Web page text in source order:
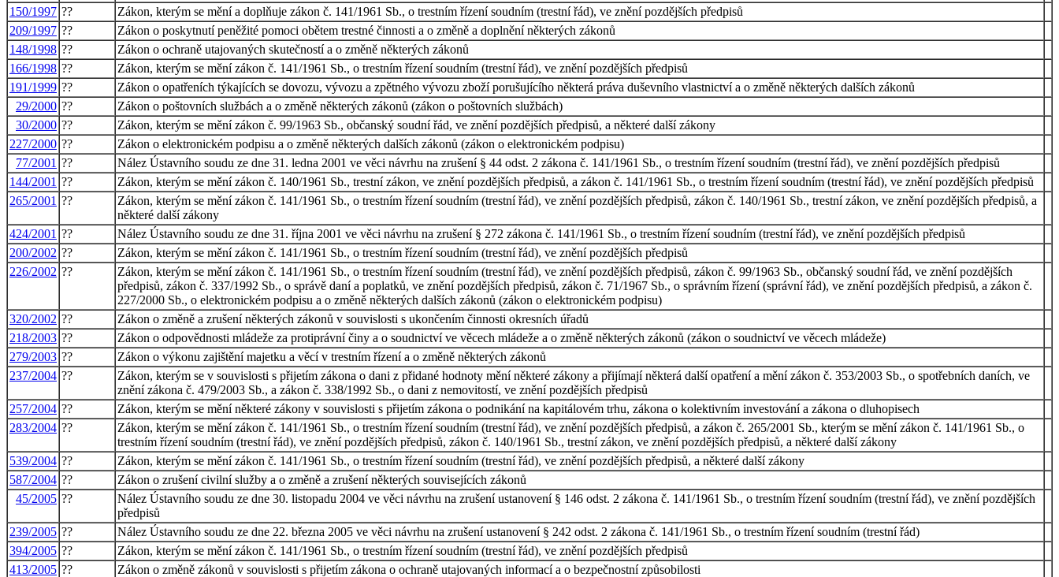
150/1997 ??
Zákon, kterým se mění a doplňuje zákon č. 141/1961 Sb., o trestním řízení soudním (trestní řád), ve znění pozdějších předpisů
209/1997 ??
Zákon o poskytnutí peněžité pomoci obětem trestné činnosti a o změně a doplnění některých zákonů
148/1998 ??
Zákon o ochraně utajovaných skutečností a o změně některých zákonů
166/1998 ??
Zákon, kterým se mění zákon č. 141/1961 Sb., o trestním řízení soudním (trestní řád), ve znění pozdějších předpisů
191/1999 ??
Zákon o opatřeních týkajících se dovozu, vývozu a zpětného vývozu zboží porušujícího některá práva duševního vlastnictví a o změně některých dalších zákonů
29/2000 ??
Zákon o poštovních službách a o změně některých zákonů (zákon o poštovních službách)
30/2000 ??
Zákon, kterým se mění zákon č. 99/1963 Sb., občanský soudní řád, ve znění pozdějších předpisů, a některé další zákony
227/2000 ??
Zákon o elektronickém podpisu a o změně některých dalších zákonů (zákon o elektronickém podpisu)
77/2001 ??
Nález Ústavního soudu ze dne 31. ledna 2001 ve věci návrhu na zrušení § 44 odst. 2 zákona č. 141/1961 Sb., o trestním řízení soudním (trestní řád), ve znění pozdějších předpisů
144/2001 ??
Zákon, kterým se mění zákon č. 140/1961 Sb., trestní zákon, ve znění pozdějších předpisů, a zákon č. 141/1961 Sb., o trestním řízení soudním (trestní řád), ve znění pozdějších předpisů
265/2001 ??
Zákon, kterým se mění zákon č. 141/1961 Sb., o trestním řízení soudním (trestní řád), ve znění pozdějších předpisů, zákon č. 140/1961 Sb., trestní zákon, ve znění pozdějších předpisů, a
některé další zákony
424/2001 ??
Nález Ústavního soudu ze dne 31. října 2001 ve věci návrhu na zrušení § 272 zákona č. 141/1961 Sb., o trestním řízení soudním (trestní řád), ve znění pozdějších předpisů
200/2002 ??
Zákon, kterým se mění zákon č. 141/1961 Sb., o trestním řízení soudním (trestní řád), ve znění pozdějších předpisů
226/2002 ??
Zákon, kterým se mění zákon č. 141/1961 Sb., o trestním řízení soudním (trestní řád), ve znění pozdějších předpisů, zákon č. 99/1963 Sb., občanský soudní řád, ve znění pozdějších
předpisů, zákon č. 337/1992 Sb., o správě daní a poplatků, ve znění pozdějších předpisů, zákon č. 71/1967 Sb., o správním řízení (správní řád), ve znění pozdějších předpisů, a zákon č.
227/2000 Sb., o elektronickém podpisu a o změně některých dalších zákonů (zákon o elektronickém podpisu)
320/2002 ??
Zákon o změně a zrušení některých zákonů v souvislosti s ukončením činnosti okresních úřadů
218/2003 ??
Zákon o odpovědnosti mládeže za protiprávní činy a o soudnictví ve věcech mládeže a o změně některých zákonů (zákon o soudnictví ve věcech mládeže)
279/2003 ??
Zákon o výkonu zajištění majetku a věcí v trestním řízení a o změně některých zákonů
237/2004 ??
Zákon, kterým se v souvislosti s přijetím zákona o dani z přidané hodnoty mění některé zákony a přijímají některá další opatření a mění zákon č. 353/2003 Sb., o spotřebních daních, ve
znění zákona č. 479/2003 Sb., a zákon č. 338/1992 Sb., o dani z nemovitostí, ve znění pozdějších předpisů
257/2004 ??
Zákon, kterým se mění některé zákony v souvislosti s přijetím zákona o podnikání na kapitálovém trhu, zákona o kolektivním investování a zákona o dluhopisech
283/2004 ??
Zákon, kterým se mění zákon č. 141/1961 Sb., o trestním řízení soudním (trestní řád), ve znění pozdějších předpisů, a zákon č. 265/2001 Sb., kterým se mění zákon č. 141/1961 Sb., o
trestním řízení soudním (trestní řád), ve znění pozdějších předpisů, zákon č. 140/1961 Sb., trestní zákon, ve znění pozdějších předpisů, a některé další zákony
539/2004 ??
Zákon, kterým se mění zákon č. 141/1961 Sb., o trestním řízení soudním (trestní řád), ve znění pozdějších předpisů, a některé další zákony
587/2004 ??
Zákon o zrušení civilní služby a o změně a zrušení některých souvisejících zákonů
45/2005 ??
Nález Ústavního soudu ze dne 30. listopadu 2004 ve věci návrhu na zrušení ustanovení § 146 odst. 2 zákona č. 141/1961 Sb., o trestním řízení soudním (trestní řád), ve znění pozdějších
předpisů
239/2005 ??
Nález Ústavního soudu ze dne 22. března 2005 ve věci návrhu na zrušení ustanovení § 242 odst. 2 zákona č. 141/1961 Sb., o trestním řízení soudním (trestní řád)
394/2005 ??
Zákon, kterým se mění zákon č. 141/1961 Sb., o trestním řízení soudním (trestní řád), ve znění pozdějších předpisů
413/2005 ??
Zákon o změně zákonů v souvislosti s přijetím zákona o ochraně utajovaných informací a o bezpečnostní způsobilosti